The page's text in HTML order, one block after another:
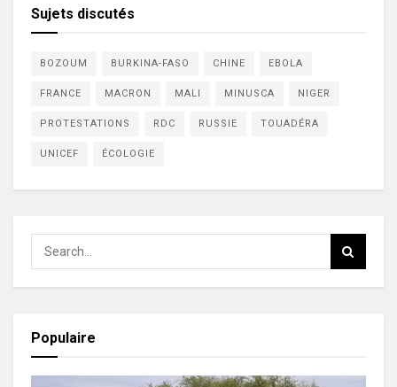
Sujets discutés
BOZOUM BURKINA-FASO CHINE EBOLA
FRANCE MACRON MALI MINUSCA NIGER
PROTESTATIONS RDC RUSSIE TOUADÉRA
UNICEF ÉCOLOGIE
Populaire